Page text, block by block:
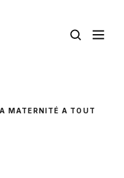
MATERNITÉ A TOUT